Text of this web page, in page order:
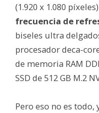
(1.920 x 1.080
frecuencia de
biseles ultra
procesador deca-
de memoria RAM
SSD de 512 GB M.2
Pero eso no es